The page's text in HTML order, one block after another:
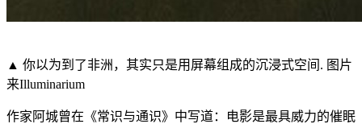
▲ 你以为到了非洲，其实只是用屏幕组成的沉浸式空间. 图片
来Illuminarium
作家阿城曾在《常识与通识》中写道：电影是最具威力的催眠